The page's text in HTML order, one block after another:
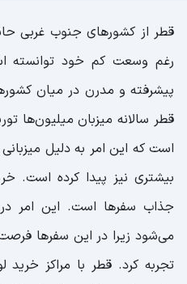
قطر از کشورهای جنوب غربی
رغم وسعت کم خود توانسته
پیشرفته و مدرن در میان
قطر سالانه میزبان میلیون‌ها
است که این امر به دلیل میزبانی
بیشتری نیز پیدا کرده است.
جذاب سفرها است. این امر
می‌شود زیرا در این سفرها
تجربه کرد. قطر با مراکز